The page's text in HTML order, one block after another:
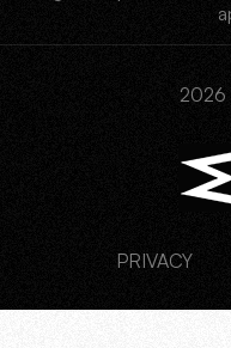
2026
PRIVACY